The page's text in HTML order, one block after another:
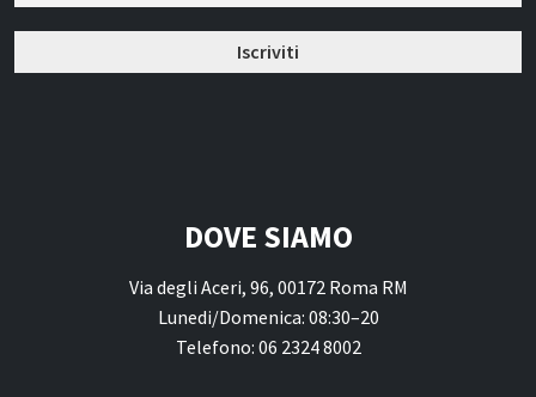
DOVE SIAMO
Via degli Aceri, 96, 00172 Roma RM
Lunedi/Domenica: 08:30–20
Telefono: 06 2324 8002